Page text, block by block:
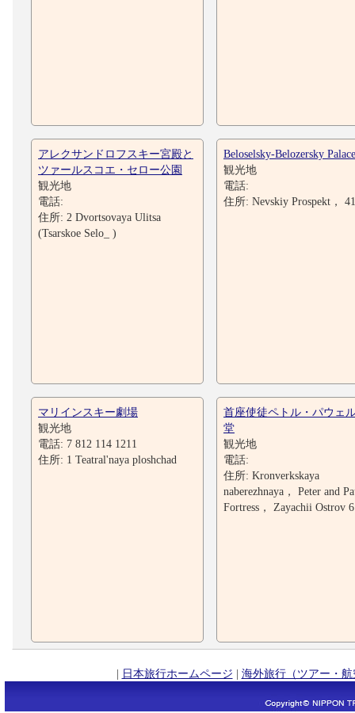
アレクサンドロフスキー宮殿と
ツァールスコエ・セロー公園
観光地
電話:
住所: 2 Dvortsovaya Ulitsa
(Tsarskoe Selo_ )
Beloselsky-Belozersky Palace
観光地
電話:
住所: Nevskiy Prospekt， 41
マリインスキー劇場
観光地
電話: 7 812 114 1211
住所: 1 Teatral'naya ploshchad
首座使徒ペトル・パウェ
堂
観光地
電話:
住所: Kronverkskaya
naberezhnaya， Peter and
Fortress， Zayachii Ostrov 6
| 日本旅行ホームページ | 海外旅行（ツアー・航